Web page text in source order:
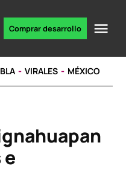
Comprar desarrollo
VIRALES MÉXICO